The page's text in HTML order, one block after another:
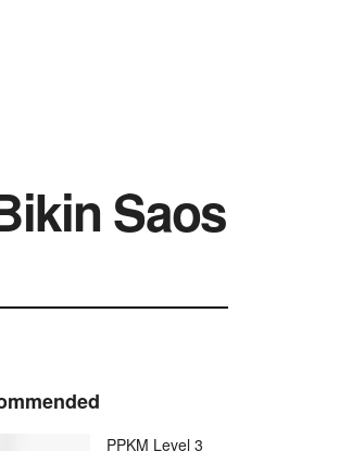
Saos
PPKM Level 3